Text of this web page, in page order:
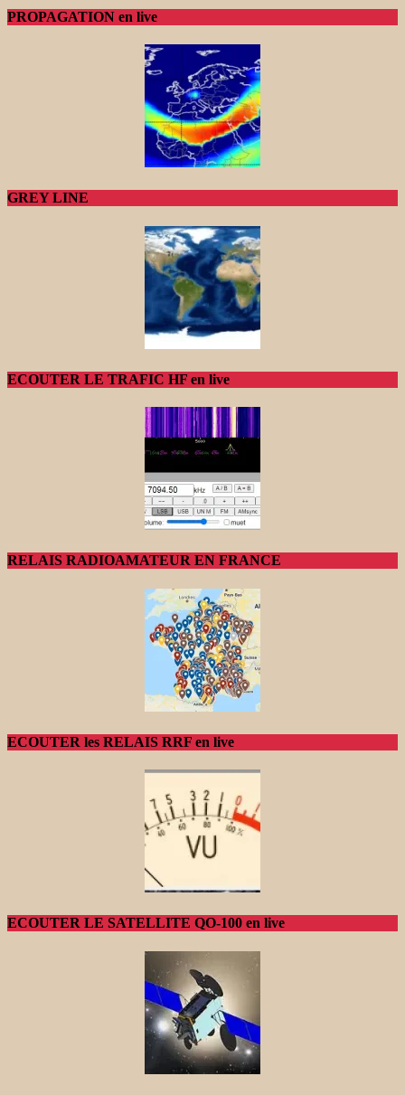
PROPAGATION en live
GREY LINE
ECOUTER LE TRAFIC HF en live
RELAIS RADIOAMATEUR EN FRANCE
ECOUTER les RELAIS RRF en live
ECOUTER LE SATELLITE QO-100 en live